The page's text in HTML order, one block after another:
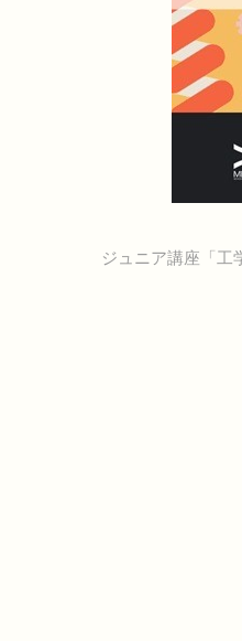
ジュニア講座「工